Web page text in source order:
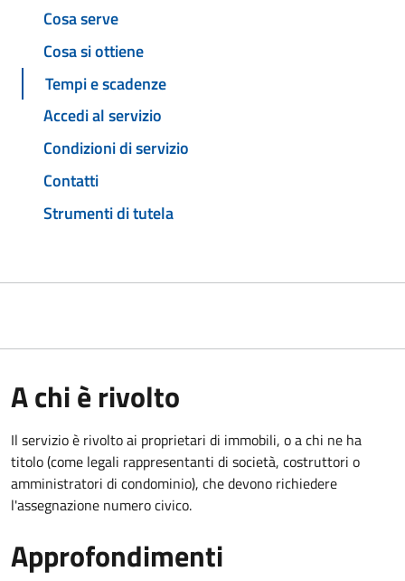
Cosa serve
Cosa si ottiene
Tempi e scadenze
Accedi al servizio
Condizioni di servizio
Contatti
Strumenti di tutela
A chi è rivolto
Il servizio è rivolto ai proprietari di immobili, o a chi ne ha
titolo (come legali rappresentanti di società, costruttori o
amministratori di condominio), che devono richiedere
l'assegnazione numero civico.
Approfondimenti